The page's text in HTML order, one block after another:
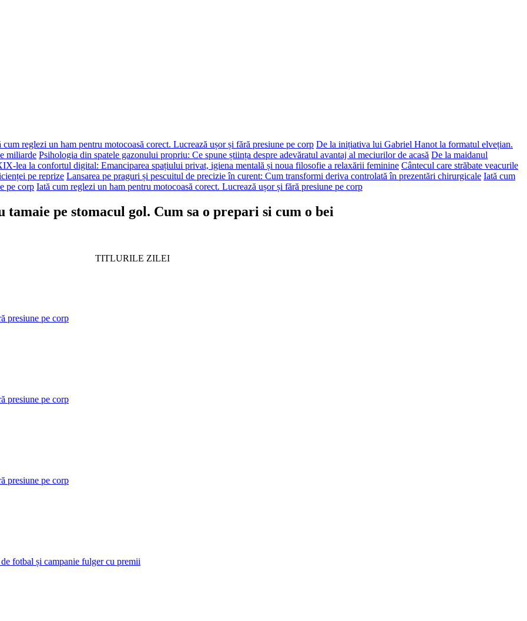
cum reglezi un ham pentru motocoasă corect. Lucrează ușor și fără presiune pe corp De la inițiativa lui Gabriel Hanot la formatul elvețian.
miliarde Psihologia din spatele gazonului propriu: Ce spune știința despre adevăratul avantaj al meciurilor de acasă De la maidanul
lea la confortul digital: Emanciparea spațiului privat, igiena mentală și noua filosofie a relaxării feminine Cântecul care străbate veacurile
pe reprize Lansarea pe praguri și pescuitul de precizie în curent: Cum transformi deriva controlată în prezentări chirurgicale Iată cum
pe corp Iată cum reglezi un ham pentru motocoasă corect. Lucrează ușor și fără presiune pe corp
pe stomacul gol. Cum sa o prepari si cum o bei
TITLURILE ZILEI
presiune pe corp
presiune pe corp
presiune pe corp
fotbal și campanie fulger cu premii